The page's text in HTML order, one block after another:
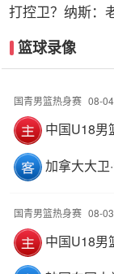
打控卫？纳斯：
篮球录像
国青男篮热身赛 08-
中国U18男
加拿大大卫
国青男篮热身赛 08-
中国U18男